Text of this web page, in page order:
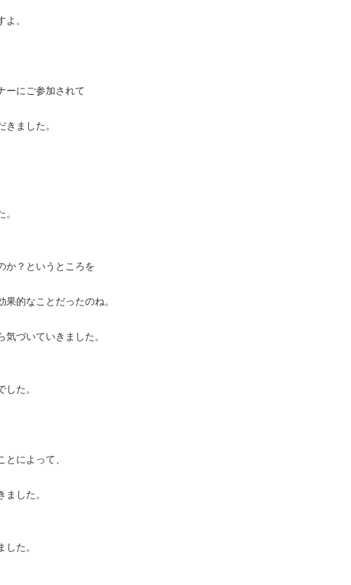
。
ーにご参加されて
ました。
か？というところを
的なことだったのね。
づいていきました。
た。
によって、
した。
た。